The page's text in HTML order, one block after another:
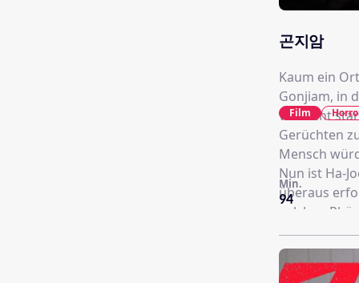
곤지암
Kaum ein
Gonjiam, in
vielleicht
Gerüchten
Mensch
Nun ist Ha-
überaus
solchen
das mit
mehr zu
94
Min.
Film